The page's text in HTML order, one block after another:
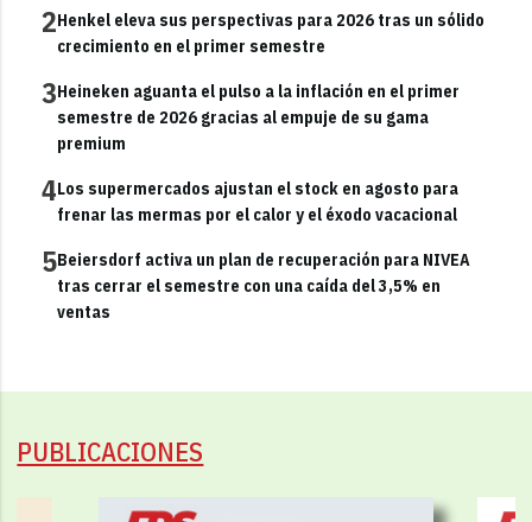
2Henkel eleva sus perspectivas para 2026 tras un sólido
crecimiento en el primer semestre
3Heineken aguanta el pulso a la inflación en el primer
semestre de 2026 gracias al empuje de su gama
premium
4Los supermercados ajustan el stock en agosto para
frenar las mermas por el calor y el éxodo vacacional
5Beiersdorf activa un plan de recuperación para NIVEA
tras cerrar el semestre con una caída del 3,5% en
ventas
PUBLICACIONES